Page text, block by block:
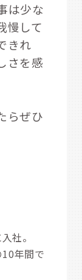
は少な
慢して
きれ
さを感
らぜひ
社。
年間で